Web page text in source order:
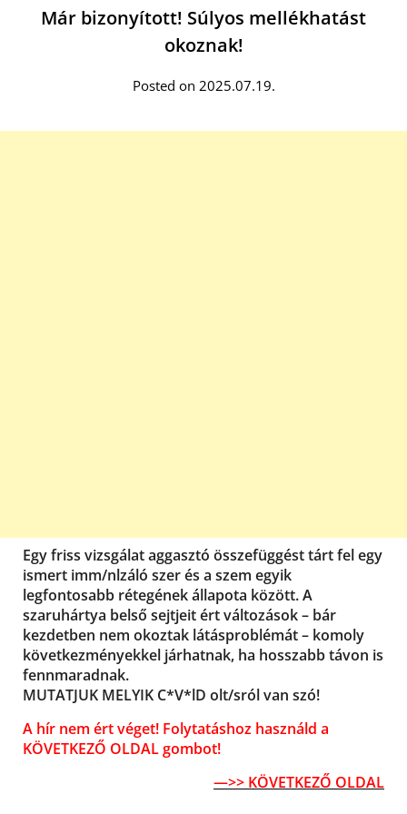
Már bizonyított! Súlyos mellékhatást
okoznak!
Posted on 2025.07.19.
Egy friss vizsgálat aggasztó összefüggést tárt fel egy
ismert imm/nlzáló szer és a szem egyik
legfontosabb rétegének állapota között. A
szaruhártya belső sejtjeit ért változások – bár
kezdetben nem okoztak látásproblémát – komoly
következményekkel járhatnak, ha hosszabb távon is
fennmaradnak.
MUTATJUK MELYIK C*V*lD olt/sról van szó!
A hír nem ért véget! Folytatáshoz használd a
KÖVETKEZŐ OLDAL gombot!
—>> KÖVETKEZŐ OLDAL